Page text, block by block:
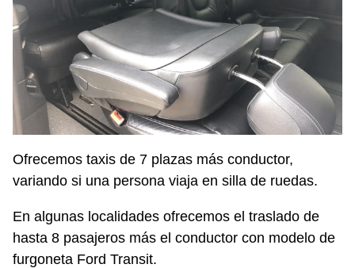
Ofrecemos taxis de 7 plazas más conductor,
variando si una persona viaja en silla de ruedas.
En algunas localidades ofrecemos el traslado de
hasta 8 pasajeros más el conductor con modelo de
furgoneta Ford Transit.